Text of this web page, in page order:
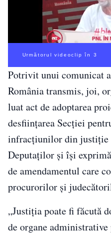
Următorul videoclip în 3
Potrivit unui comunicat
România transmis, joi,
luat act de adoptarea
desfiinţarea Secţiei
infracţiunilor din justiţie
Deputaţilor şi îşi
de amendamentul care
procurorilor şi
„Justiţia poate fi făcută
de organe